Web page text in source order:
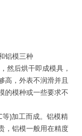
铝模三种
后烘干即成模具，
高，外表不润滑并且
的模种或一些要求不
)加工而成。铝模精
，铝模一般用在精度